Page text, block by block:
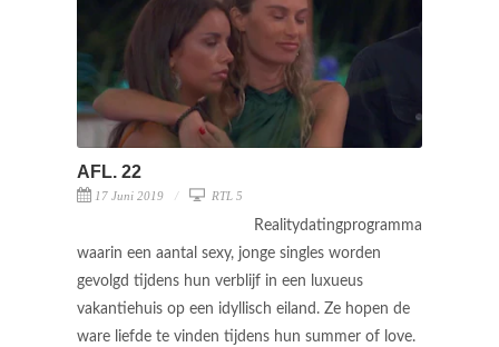
AFL. 22
17 Juni 2019 RTL 5
Realitydatingprogramma
waarin een aantal sexy, jonge singles worden
gevolgd tijdens hun verblijf in een luxueus
vakantiehuis op een idyllisch eiland. Ze hopen de
ware liefde te vinden tijdens hun summer of love.